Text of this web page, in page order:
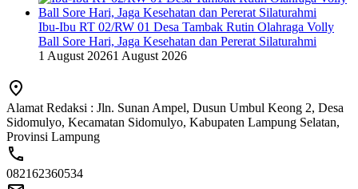
Ibu-Ibu RT 02/RW 01 Desa Tambak Rutin Olahraga Volly
Ball Sore Hari, Jaga Kesehatan dan Pererat Silaturahmi
1 August 20261 August 2026
Alamat Redaksi : Jln. Sunan Ampel, Dusun Umbul Keong 2, Desa
Sidomulyo, Kecamatan Sidomulyo, Kabupaten Lampung Selatan,
Provinsi Lampung
082162360534